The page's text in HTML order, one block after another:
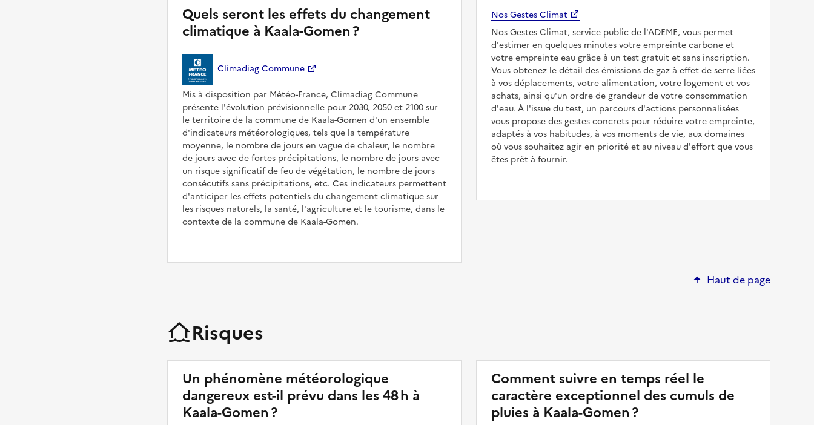
Quels seront les effets du changement
climatique à Kaala-Gomen ?
Climadiag Commune
Mis à disposition par Météo-France, Climadiag Commune
présente l'évolution prévisionnelle pour 2030, 2050 et 2100 sur
le territoire de la commune de Kaala-Gomen d'un ensemble
d'indicateurs météorologiques, tels que la température
moyenne, le nombre de jours en vague de chaleur, le nombre
de jours avec de fortes précipitations, le nombre de jours avec
un risque significatif de feu de végétation, le nombre de jours
consécutifs sans précipitations, etc. Ces indicateurs permettent
d'anticiper les effets potentiels du changement climatique sur
les risques naturels, la santé, l'agriculture et le tourisme, dans le
contexte de la commune de Kaala-Gomen.
Nos Gestes Climat
Nos Gestes Climat, service public de l'ADEME, vous permet
d'estimer en quelques minutes votre empreinte carbone et
votre empreinte eau grâce à un test gratuit et sans inscription.
Vous obtenez le détail des émissions de gaz à effet de serre liées
à vos déplacements, votre alimentation, votre logement et vos
achats, ainsi qu'un ordre de grandeur de votre consommation
d'eau. À l'issue du test, un parcours d'actions personnalisées
vous propose des gestes concrets pour réduire votre empreinte,
adaptés à vos habitudes, à vos moments de vie, aux domaines
où vous souhaitez agir en priorité et au niveau d'effort que vous
êtes prêt à fournir.
Haut de page
Risques
Un phénomène météorologique
dangereux est-il prévu dans les 48 h à
Kaala-Gomen ?
Comment suivre en temps réel le
caractère exceptionnel des cumuls de
pluies à Kaala-Gomen ?